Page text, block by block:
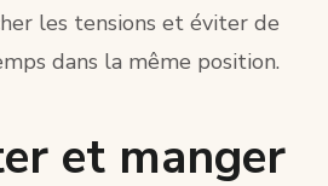
les tensions et éviter de
dans la même position.
et manger